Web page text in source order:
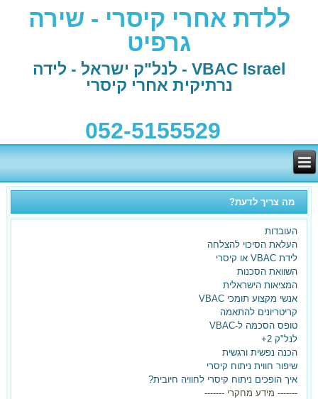
ללדת אחרי קיסרי - שירה
גרפיט
VBAC Israel - לנל"ק ישראל - לידה
נרתיקית אחרי קיסרי
052-5155529
מה צריך לדעת?
העובדות
העלאת הסיכוי להצלחה
לידת VBAC או קיסרי
השוואת הסכנות
המציאות הישראלית
אנשי מקצוע תומכי VBAC
קריטריונים להתאמה
טופס הסכמה ל-VBAC
לנל"ק 2+
הכנה נפשית ורגשית
שיפור חווית ניתוח קיסרי
איך הופכים ניתוח קיסרי לחוויה חיובית?
------- מידע מחקרי -------